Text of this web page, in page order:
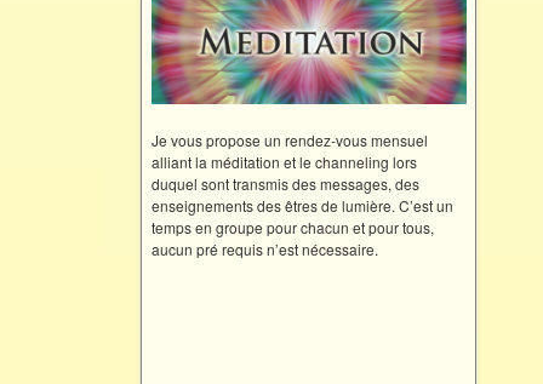
Je vous propose un rendez-vous mensuel
alliant la méditation et le channeling lors
duquel sont transmis des messages, des
enseignements des êtres de lumière. C’est un
temps en groupe pour chacun et pour tous,
aucun pré requis n’est nécessaire.